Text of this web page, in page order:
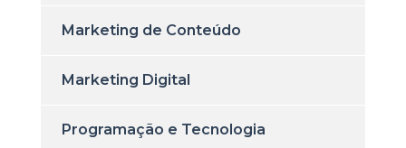
Marketing de Conteúdo
Marketing Digital
Programação e Tecnologia